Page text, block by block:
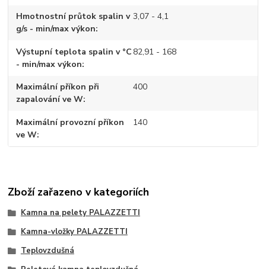
Hmotnostní průtok spalin v
g/s - min/max výkon
3,07 - 4,1
Výstupní teplota spalin v °C
- min/max výkon
82,91 - 168
Maximální příkon při
zapalování ve W
400
Maximální provozní příkon
ve W
140
Zboží zařazeno v kategoriích
Kamna na pelety PALAZZETTI
Kamna-vložky PALAZZETTI
Teplovzdušná